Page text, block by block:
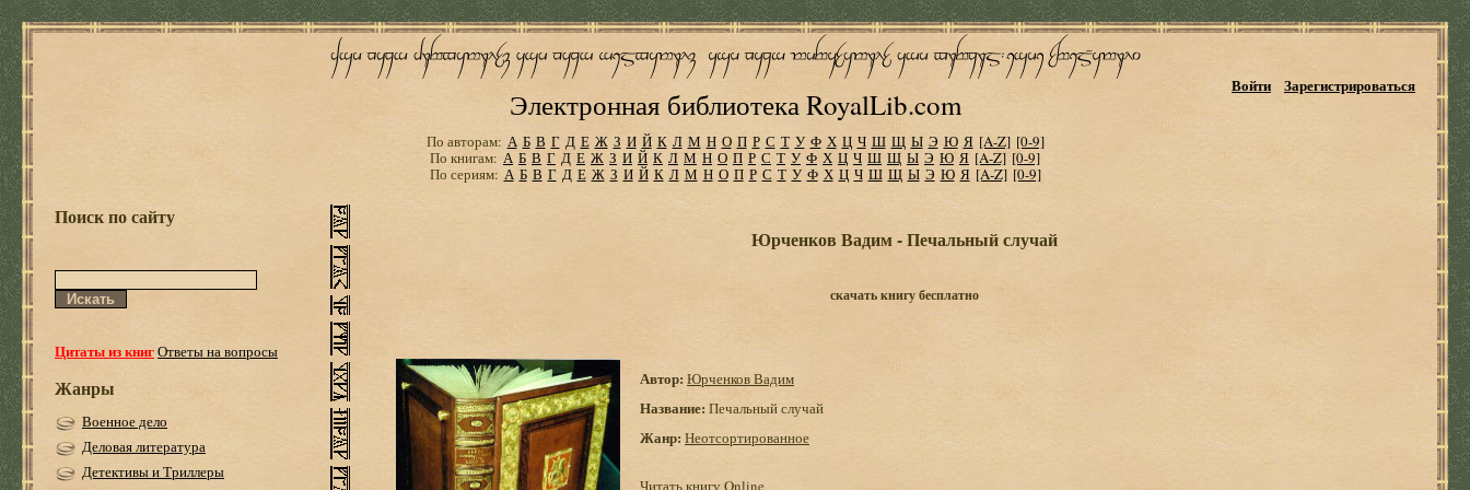
Электронная библиотека RoyalLib.com
Войти Зарегистрироваться
По авторам: А Б В Г Д Е Ж З И Й К Л М Н О П Р С Т У Ф Х Ц Ч Ш Щ Ы Э Ю Я [A-Z] [0-9]
По книгам: А Б В Г Д Е Ж З И Й К Л М Н О П Р С Т У Ф Х Ц Ч Ш Щ Ы Э Ю Я [A-Z] [0-9]
По сериям: А Б В Г Д Е Ж З И Й К Л М Н О П Р С Т У Ф Х Ц Ч Ш Щ Ы Э Ю Я [A-Z] [0-9]
Поиск по сайту
Цитаты из книгОтветы на вопросы
Жанры
Военное дело
Деловая литература
Детективы и Триллеры
Юрченков Вадим - Печальный случай
скачать книгу бесплатно
Автор: Юрченков Вадим
Название: Печальный случай
Жанр: Неотсортированное
Читать книгу Online